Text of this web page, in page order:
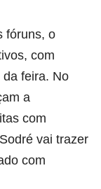
fóruns, o
com
feira. No
a
com
vai trazer
com